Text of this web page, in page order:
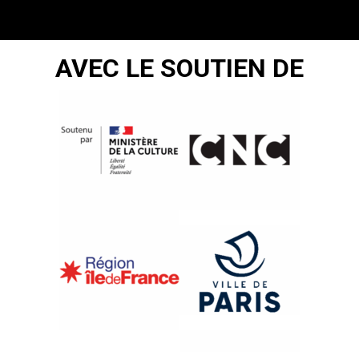
AVEC LE SOUTIEN DE